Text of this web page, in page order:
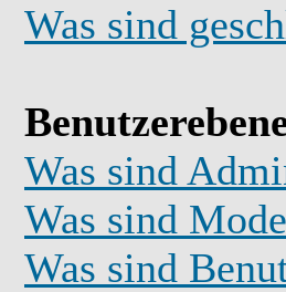
Was sind
Was sind
Was sind
Was sind